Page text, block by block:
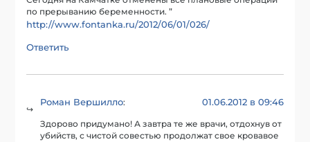
по прерыванию беременности. ”
http://www.fontanka.ru/2012/06/01/026/
Ответить
Роман Вершилло: 01.06.2012 в 09:46
Здорово придумано! А завтра те же врачи, отдохнув от
убийств, с чистой совестью продолжат свое кровавое